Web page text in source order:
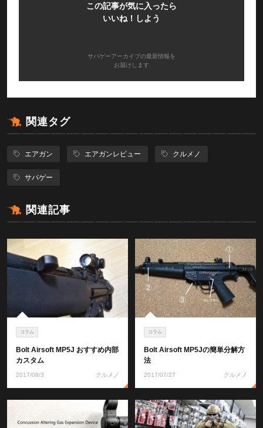
この記事が気に入ったら
いいね！しよう
サバゲーアーカイブの最新情報を
お届けします
関連タグ
エアガン エアガンレビュー クルメノ
サバゲー
関連記事
コラム
Bolt Airsoft MP5J おすすめ内部
カスタム
2017/08/3 クルメノ
コラム
Bolt Airsoft MP5Jの簡単分解方
法
2017/07/27 クルメノ